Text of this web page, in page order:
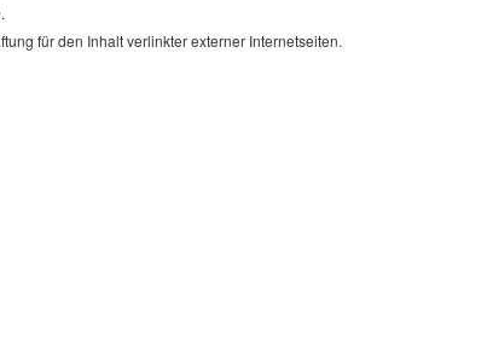
für den Inhalt verlinkter externer Internetseiten.